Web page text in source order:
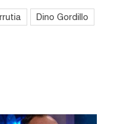
Dino Gordillo